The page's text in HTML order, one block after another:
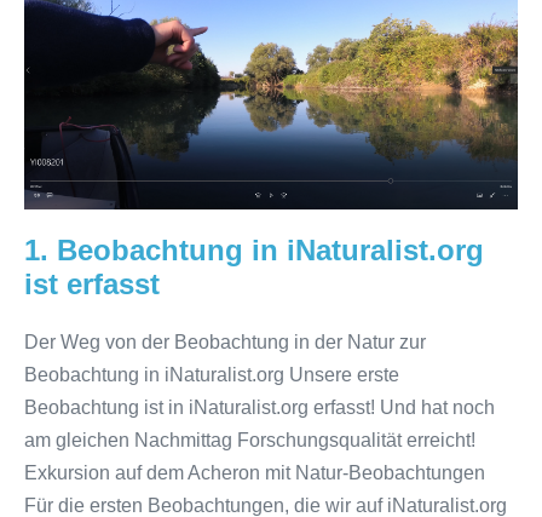
in
ist
1. Beobachtung in iNaturalist.org
ist erfasst
Der Weg von der Beobachtung in der Natur zur
Beobachtung in iNaturalist.org Unsere erste
Beobachtung ist in iNaturalist.org erfasst! Und hat noch
am gleichen Nachmittag Forschungsqualität erreicht!
Exkursion auf dem Acheron mit Natur-Beobachtungen
Für die ersten Beobachtungen, die wir auf iNaturalist.org